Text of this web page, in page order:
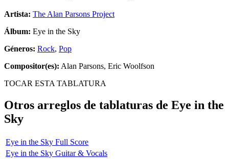
Artista: The Alan Parsons Project
Álbum: Eye in the Sky
Géneros: Rock, Pop
Compositor(es): Alan Parsons, Eric Woolfson
TOCAR ESTA TABLATURA
Otros arreglos de tablaturas de Eye in the
Sky
Eye in the Sky Full Score
Eye in the Sky Guitar & Vocals